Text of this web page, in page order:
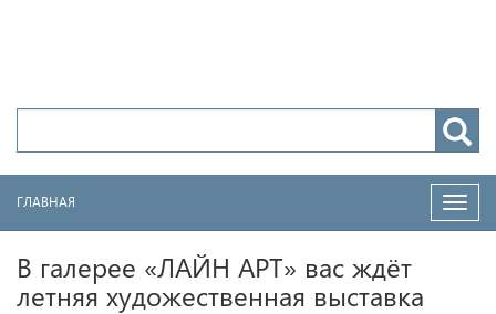
ГЛАВНАЯ
В галерее «ЛАЙН АРТ» вас ждёт
летняя художественная выставка